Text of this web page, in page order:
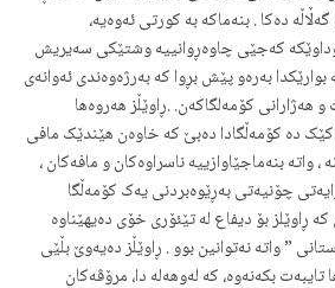
له‌ ساڵی 1971 دا گەڵاڵە‌ ده‌کا . بنه‌ماکه‌ به‌ کورتی ئه‌وەیه‌،
که‌جێی چاوه‌ڕوانییه‌ وشتێکی سه‌یریش
بوارێکدا به‌ره‌و پێش بڕوا که‌‌ به‌رژه‌وه‌ندی ئه‌وانه‌ی
هه‌ژارانی کۆمه‌لگاکه‌ن.‌ .ڕاوێڵز هه‌روه‌ها
ده‌ کۆمه‌ڵگادا ده‌بێ که‌ خاوه‌ن هێندێک مافی
، واته‌ بنه‌ماجێاوازییه‌ ناسراوه‌کان و مافه‌کان ،
چۆنیه‌تی به‌ڕێوه‌بردنی یه‌ک کۆمه‌ڵگا
ڕاوێلز بۆ دیفاع له‌ تێئۆری خۆی ده‌یهێناوه‌
” واته‌ نه‌توانین بوو . ڕاوێڵز ده‌یه‌‌وێ بڵێی
بکه‌نه‌وه‌، که‌ له‌وهەلە ‌دا، مرۆڤه‌کان